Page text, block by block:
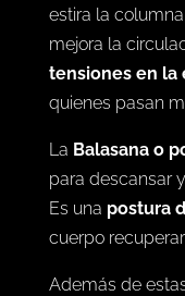
estira la
mejora la
tensiones en la
quienes pasan
La Balasana o
para descansar
Es una postura
cuerpo
Además de